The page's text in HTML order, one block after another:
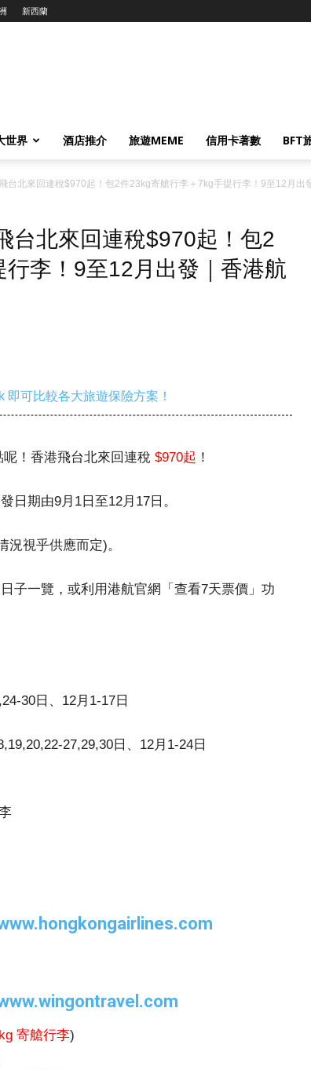
新西蘭
世界 酒店推介 旅遊MEME 信用卡著數 BFT
台北來回連稅$970起！包2件23kg寄艙行李＋7kg手提行李！9至12月出
台北來回連稅$970起！包2
李！9至12月出發｜香港航
可比較各大旅遊保險方案！
！香港飛台北來回連稅 $970起 ！
日期由9月1日至12月17日。
視乎供應而定)。
子一覽，或利用港航官網「查看7天票價」功
30日、12月1-17日
27,29,30日、12月1-24日
寄艙行李)